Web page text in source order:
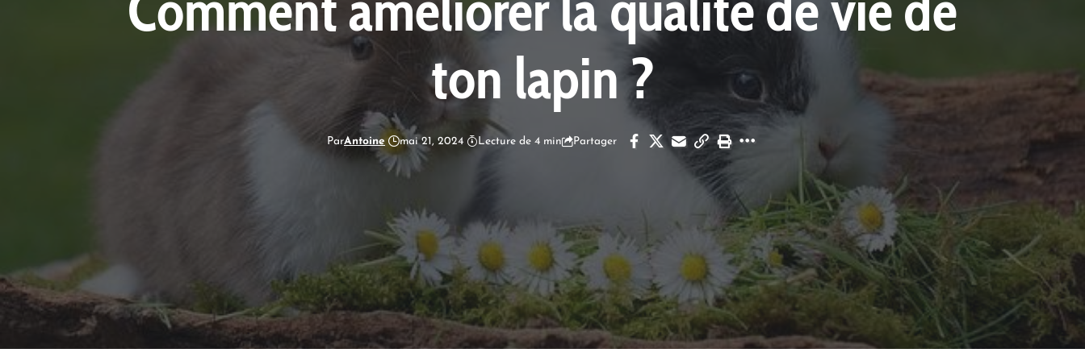
ton lapin ?
ParAntoine mai 21, 2024 Lecture de 4 min Partager